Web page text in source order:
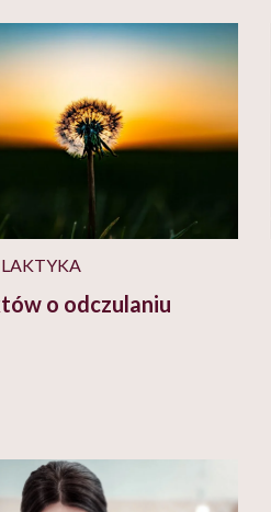
o odczulaniu